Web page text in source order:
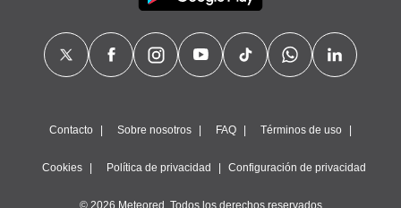
Contacto Sobre nosotros FAQ Términos de uso
Cookies Política de privacidad Configuración de privacidad
© 2026 Meteored. Todos los derechos reservados